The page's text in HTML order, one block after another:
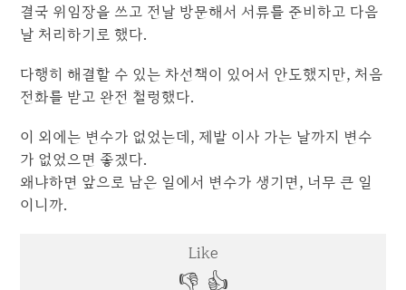
결국 위임장을 쓰고 전날 방문해서 서류를 준비하고 다음
날 처리하기로 했다.
다행히 해결할 수 있는 차선책이 있어서 안도했지만, 처음
전화를 받고 완전 철렁했다.
이 외에는 변수가 없었는데, 제발 이사 가는 날까지 변수
가 없었으면 좋겠다.
왜냐하면 앞으로 남은 일에서 변수가 생기면, 너무 큰 일
이니까.